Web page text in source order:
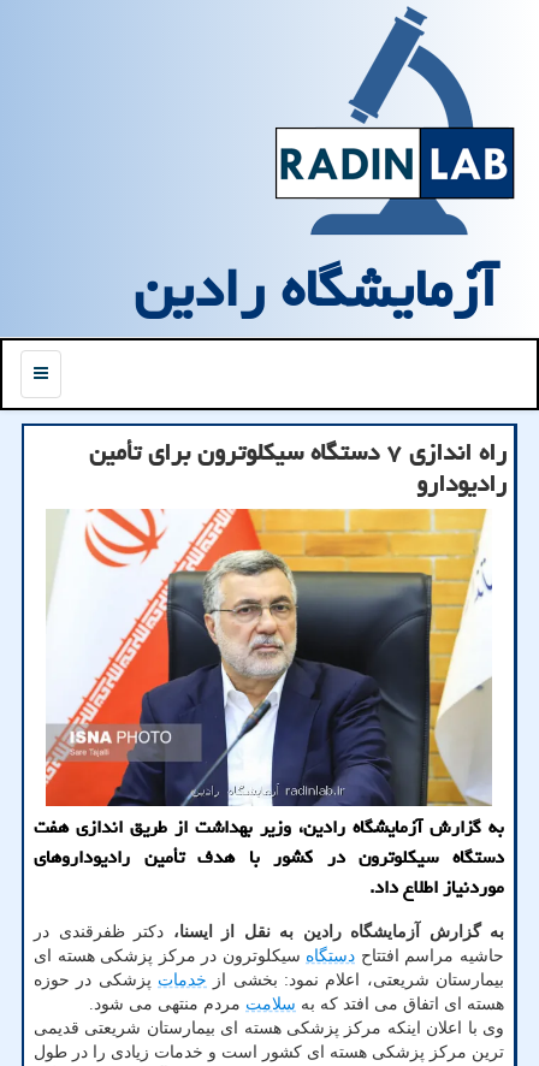
آزمایشگاه رادین
منو
راه اندازی ۷ دستگاه سیکلوترون برای تأمین
رادیودارو
به گزارش آزمایشگاه رادین، وزیر بهداشت از طریق اندازی هفت
دستگاه سیکلوترون در کشور با هدف تأمین رادیوداروهای
موردنیاز اطلاع داد.
به گزارش آزمایشگاه رادین به نقل از ایسنا، دکتر ظفرقندی در
حاشیه مراسم افتتاح دستگاه سیکلوترون در مرکز پزشکی هسته ای
بیمارستان شریعتی، اعلام نمود: بخشی از خدمات پزشکی در حوزه
هسته ای اتفاق می افتد که به سلامت مردم منتهی می شود.
وی با اعلان اینکه مرکز پزشکی هسته ای بیمارستان شریعتی قدیمی
ترین مرکز پزشکی هسته ای کشور است و خدمات زیادی را در طول